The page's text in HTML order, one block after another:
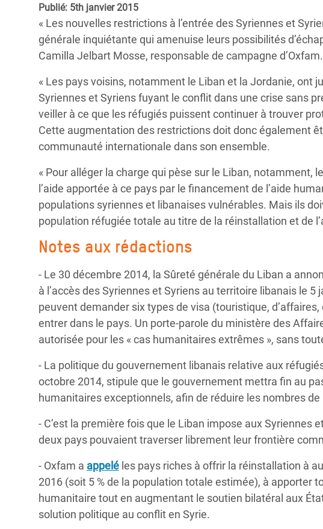
Conflits et Catastrophes
Inégalités Extrêmes et
Services Essentiels
Inequality and Rights in a
Digital Age
Gender, Rights, and Justice
Alimentaire en
l’Est
Crise des
au Bangladesh
Crise des
Soudan du Sud
Crise en Syrie
#MonClimatMonAvenir
Mettons Fin à la Souffrance qui se Cache
Derrière notre Alimentation
Les Violences Faites aux Femmes et aux
Filles, Ça Suffit !
Publié: 5th janvier 2015
« Les nouvelles restrictions à l’entrée des Syriennes et
générale inquiétante qui amenuise leurs possibilités
Camilla Jelbart Mosse, responsable de campagne d’Oxfam.
« Les pays voisins, notamment le Liban et la Jordanie, ont
Syriennes et Syriens fuyant le conflit dans une crise sans
veiller à ce que les réfugiés puissent continuer à trouver
Cette augmentation des restrictions doit donc également
communauté internationale dans son ensemble.
« Pour alléger la charge qui pèse sur le Liban,
l’aide apportée à ce pays par le financement de l’aide
populations syriennes et libanaises vulnérables. Mais ils
population réfugiée totale au titre de la réinstallation et de
Notes aux rédactions
- Le 30 décembre 2014, la Sûreté générale du Liban a
à l’accès des Syriennes et Syriens au territoire libanais le
peuvent demander six types de visa (touristique,
entrer dans le pays. Un porte-parole du ministère des
autorisée pour les « cas humanitaires extrêmes », sans
- La politique du gouvernement libanais relative aux
octobre 2014, stipule que le gouvernement mettra fin au
humanitaires exceptionnels, afin de réduire les nombres de
- C’est la première fois que le Liban impose aux
deux pays pouvaient traverser librement leur frontière
- Oxfam a appelé les pays riches à offrir la réinstallation à
2016 (soit 5 % de la population totale estimée), à apporter
humanitaire tout en augmentant le soutien bilatéral aux
solution politique au conflit en Syrie.